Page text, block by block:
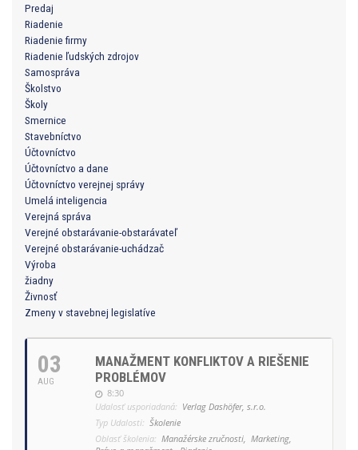
Predaj
Riadenie
Riadenie firmy
Riadenie ľudských zdrojov
Samospráva
Školstvo
Školy
Smernice
Stavebníctvo
Účtovníctvo
Účtovníctvo a dane
Účtovníctvo verejnej správy
Umelá inteligencia
Verejná správa
Verejné obstarávanie-obstarávateľ
Verejné obstarávanie-uchádzač
Výroba
žiadny
Živnosť
Zmeny v stavebnej legislatíve
03
AUG
MANAŽMENT KONFLIKTOV A RIEŠENIE
PROBLÉMOV
8:30
Udalosť usporiadaná: Verlag Dashöfer, s.r.o.
Typ Udalosti: Školenie
Oblasť školenia: Manažérske zručnosti, Marketing,